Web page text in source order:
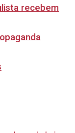
recebem